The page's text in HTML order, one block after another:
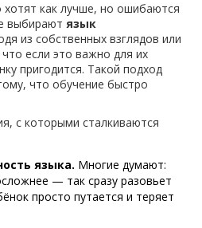
хотят как лучше, но ошибаются
выбирают язык
из собственных взглядов или
если это важно для их
пригодится. Такой подход
что обучение быстро
с которыми сталкиваются
языка. Многие думают:
— так сразу разовьет
просто путается и теряет